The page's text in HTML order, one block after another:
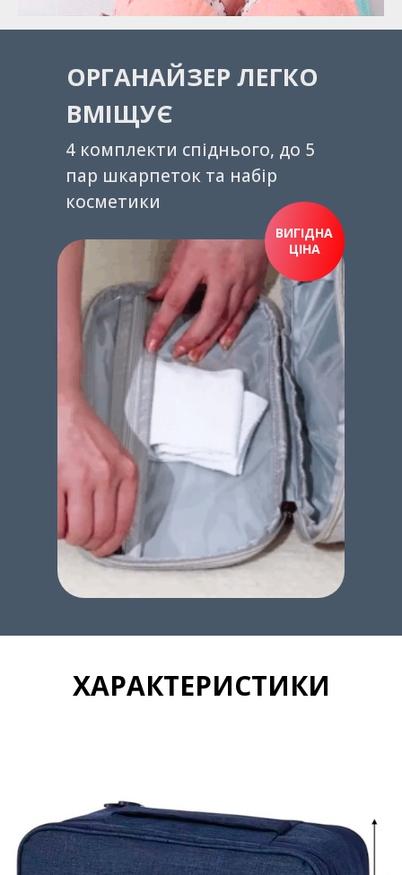
ПРИДБАТИ ЗАРАЗ
ОРГАНАЙЗЕР ЛЕГКО
ВМІЩУЄ
4 комплекти спіднього, до 5
пар шкарпеток та набір
косметики
ВИГІДНА
ЦІНА
ХАРАКТЕРИСТИКИ